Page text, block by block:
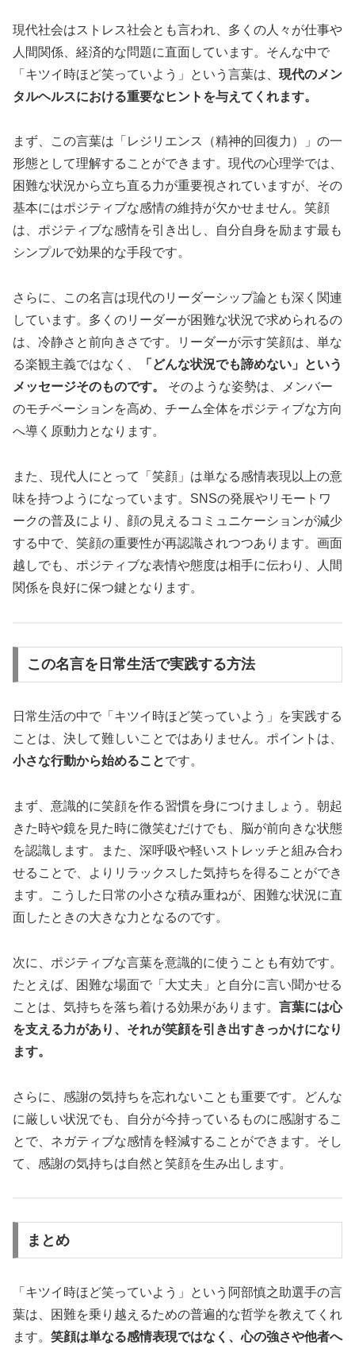
現代社会はストレス社会とも言われ、多くの人々が仕事や
人間関係、経済的な問題に直面しています。そんな中で
「キツイ時ほど笑っていよう」という言葉は、 現代のメン
タルヘルスにおける重要なヒントを与えてくれます。
まず、この言葉は「レジリエンス（精神的回復力）」の一
形態として理解することができます。現代の心理学では、
困難な状況から立ち直る力が重要視されていますが、その
基本にはポジティブな感情の維持が欠かせません。笑顔
は、ポジティブな感情を引き出し、自分自身を励ます最も
シンプルで効果的な手段です。
さらに、この名言は現代のリーダーシップ論とも深く関連
しています。多くのリーダーが困難な状況で求められるの
は、冷静さと前向きさです。リーダーが示す笑顔は、単な
る楽観主義ではなく、
「どんな状況でも諦めない」という
メッセージそのものです。
そのような姿勢は、メンバー
のモチベーションを高め、チーム全体をポジティブな方向
へ導く原動力となります。
また、現代人にとって「笑顔」は単なる感情表現以上の意
味を持つようになっています。SNSの発展やリモートワ
ークの普及により、顔の見えるコミュニケーションが減少
する中で、笑顔の重要性が再認識されつつあります。画面
越しでも、ポジティブな表情や態度は相手に伝わり、人間
関係を良好に保つ鍵となります。
この名言を日常生活で実践する方法
日常生活の中で「キツイ時ほど笑っていよう」を実践する
ことは、決して難しいことではありません。ポイントは、
小さな行動から始めることです。
まず、意識的に笑顔を作る習慣を身につけましょう。朝起
きた時や鏡を見た時に微笑むだけでも、脳が前向きな状態
を認識します。また、深呼吸や軽いストレッチと組み合わ
せることで、よりリラックスした気持ちを得ることができ
ます。こうした日常の小さな積み重ねが、困難な状況に直
面したときの大きな力となるのです。
次に、ポジティブな言葉を意識的に使うことも有効です。
たとえば、困難な場面で「大丈夫」と自分に言い聞かせる
ことは、気持ちを落ち着ける効果があります。 言葉には心
を支える力があり、それが笑顔を引き出すきっかけになり
ます。
さらに、感謝の気持ちを忘れないことも重要です。どんな
に厳しい状況でも、自分が今持っているものに感謝するこ
とで、ネガティブな感情を軽減することができます。そし
て、感謝の気持ちは自然と笑顔を生み出します。
まとめ
「キツイ時ほど笑っていよう」という阿部慎之助選手の言
葉は、困難を乗り越えるための普遍的な哲学を教えてくれ
ます。 笑顔は単なる感情表現ではなく、心の強さや他者へ